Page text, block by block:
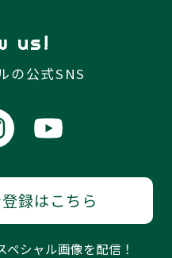
us!
の公式SNS
録はこちら
シャル画像を配信！